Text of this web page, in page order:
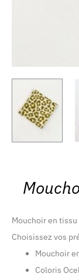
Mouchoir en tissu
Choisissez vos
Mouchoir
Coloris